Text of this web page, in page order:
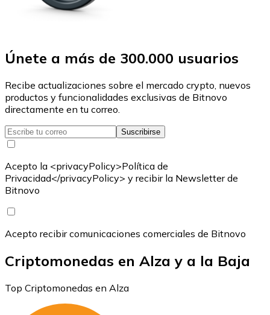
Únete a más de 300.000 usuarios
Recibe actualizaciones sobre el mercado crypto, nuevos
productos y funcionalidades exclusivas de Bitnovo
directamente en tu correo.
Suscribirse
Acepto la <privacyPolicy>Política de
Privacidad</privacyPolicy> y recibir la Newsletter de
Bitnovo
Acepto recibir comunicaciones comerciales de Bitnovo
Criptomonedas en Alza y a la Baja
Top Criptomonedas en Alza